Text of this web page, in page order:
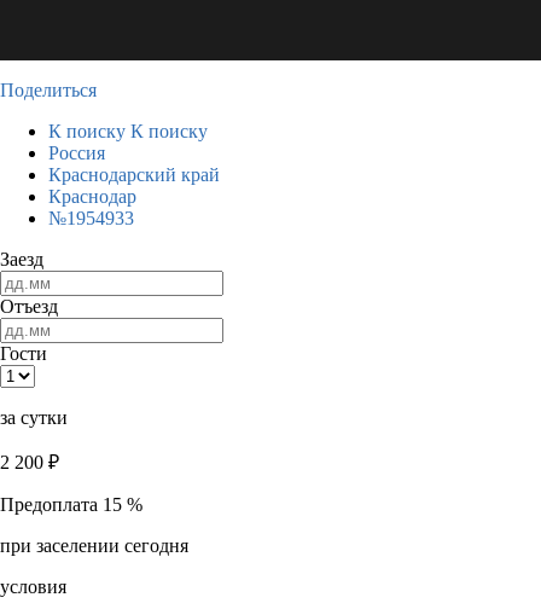
Поделиться
К поиску К поиску
Россия
Краснодарский край
Краснодар
№1954933
Заезд
Отъезд
Гости
за сутки
2 200 ₽
Предоплата 15 %
при заселении сегодня
условия